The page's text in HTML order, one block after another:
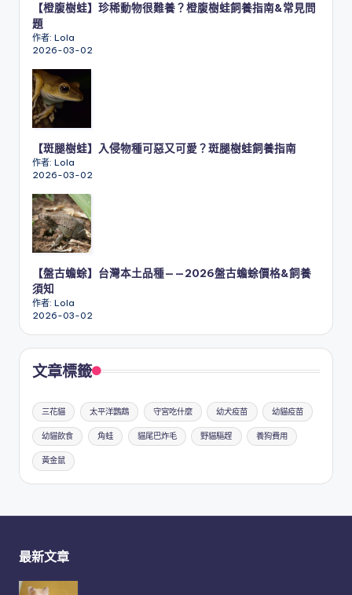
【橙腹樹蛙】珍稀動物很難養？橙腹樹蛙飼養指南&常見問
題
作者: Lola
2026-03-02
【斑腿樹蛙】入侵物種可惡又可愛？斑腿樹蛙飼養指南
作者: Lola
2026-03-02
【盤古蟾蜍】台灣本土品種——2026盤古蟾蜍價格&飼養
須知
作者: Lola
2026-03-02
文章標籤
三花貓 太平洋鸚鵡 守宮吃什麼 幼犬疫苗 幼貓疫苗
幼貓飲食 角蛙 貓尾巴炸毛 野貓驅趕 養狗費用
黃金鼠
最新文章